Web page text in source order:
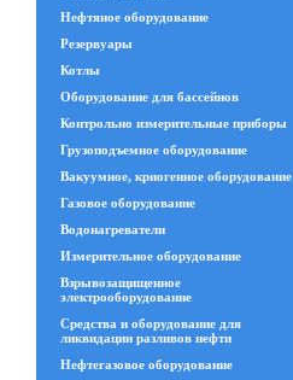
Нефтяное оборудование
Резервуары
Котлы
Оборудование для бассейнов
Контрольно измерительные приборы
Грузоподъемное оборудование
Вакуумное, криогенное оборудование
Газовое оборудование
Водонагреватели
Измерительное оборудование
Взрывозащищенное
электрооборудование
Средства и оборудование для
ликвидации разливов нефти
Нефтегазовое оборудование